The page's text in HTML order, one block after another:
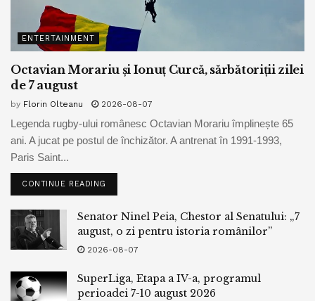
ENTERTAINMENT
Octavian Morariu și Ionuț Curcă, sărbătoriții zilei
de 7 august
by Florin Olteanu 2026-08-07
Legenda rugby-ului românesc Octavian Morariu împlinește 65
ani. A jucat pe postul de închizător. A antrenat în 1991-1993,
Paris Saint...
CONTINUE READING
Senator Ninel Peia, Chestor al Senatului: „7
august, o zi pentru istoria românilor”
2026-08-07
SuperLiga, Etapa a IV-a, programul
perioadei 7-10 august 2026